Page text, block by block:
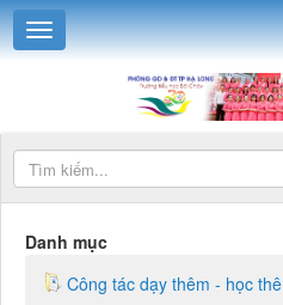
Danh mục
Công tác dạy thêm - học